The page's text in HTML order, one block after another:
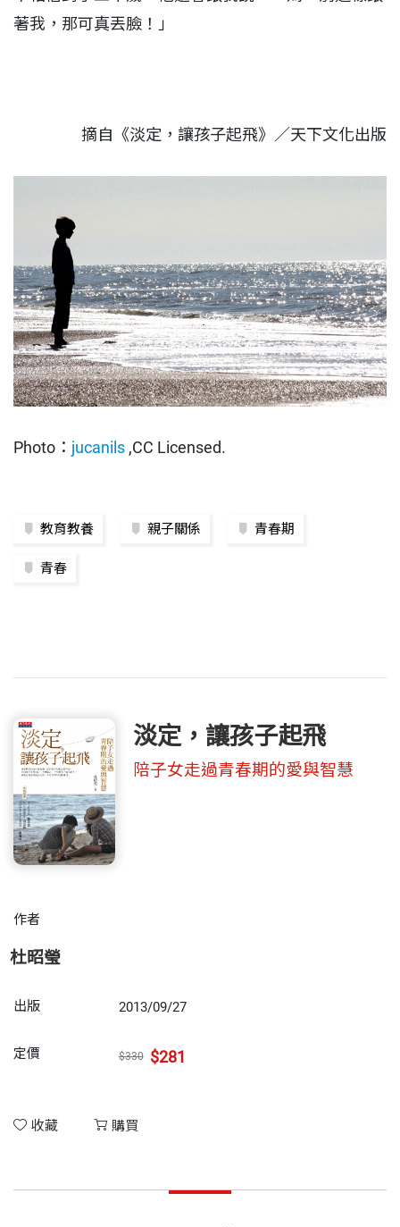
著我，那可真丟臉！」
摘自《淡定，讓孩子起飛》／天下文化出版
Photo： jucanils ,CC Licensed.
教育教養 親子關係 青春期
青春
淡定，讓孩子起飛
陪子女走過青春期的愛與智慧
作者
杜昭瑩
出版 2013/09/27
定價 $330 $281
收藏 購買